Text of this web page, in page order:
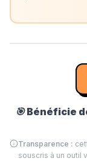
🎯Bénéficie
Transparence :
souscris à un outil